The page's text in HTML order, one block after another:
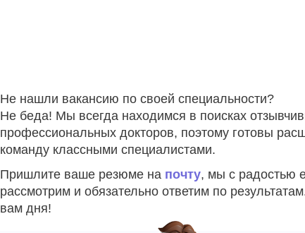
Не нашли вакансию по своей специальности?
Не беда! Мы всегда находимся в поисках
профессиональных докторов, поэтому готовы
команду классными специалистами.
Пришлите ваше резюме на почту, мы с радостью
рассмотрим и обязательно ответим по
вам дня!